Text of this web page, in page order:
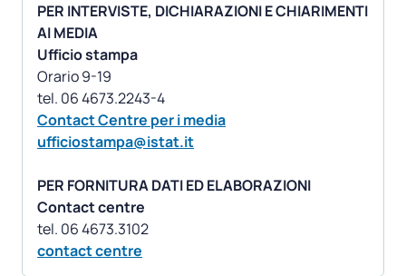
PER INTERVISTE, DICHIARAZIONI E CHIARIMENTI
AI MEDIA
Ufficio stampa
Orario 9-19
Contact Centre per i media
ufficiostampa@istat.it
PER FORNITURA DATI ED ELABORAZIONI
Contact centre
contact centre